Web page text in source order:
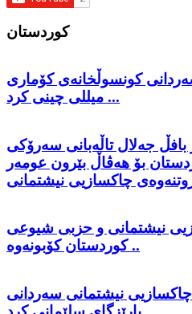
كوردستان
کونسوڵخانەی کۆماری
میللی چینی کرد ...
بافڵ جەلال تاڵەبانی سەرۆکی
بۆ هەڤاڵ بێرون عومەر
چاکسازیی نیشتمانی
نیشتمانی و حزبی شیوعی
کوردستان کۆبونەوە ..
نیشتمانی سەردانی